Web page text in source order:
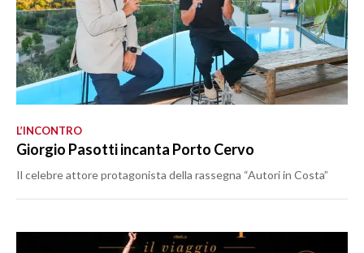
L’INCONTRO
Giorgio Pasotti incanta Porto Cervo
Il celebre attore protagonista della rassegna “Autori in Costa”